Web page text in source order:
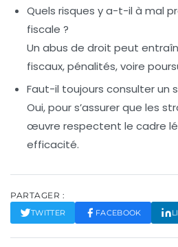
Quels risques y a-t-il à mal
fiscale ?
Un abus de droit peut
fiscaux, pénalités, voire
Faut-il toujours consulter un
Oui, pour s’assurer que les
œuvre respectent le cadre
efficacité.
PARTAGER :
TWITTER FACEBOOK